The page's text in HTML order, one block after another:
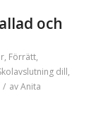
och
, Förrätt,
dill,
/ avAnita